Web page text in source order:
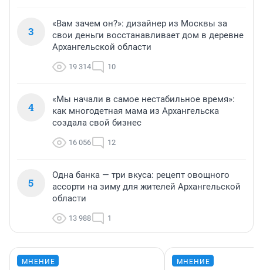
3
«Вам зачем он?»: дизайнер из Москвы за
свои деньги восстанавливает дом в деревне
Архангельской области
19 314 10
4
«Мы начали в самое нестабильное время»:
как многодетная мама из Архангельска
создала свой бизнес
16 056 12
5
Одна банка — три вкуса: рецепт овощного
ассорти на зиму для жителей Архангельской
области
13 988 1
МНЕНИЕ МНЕНИЕ